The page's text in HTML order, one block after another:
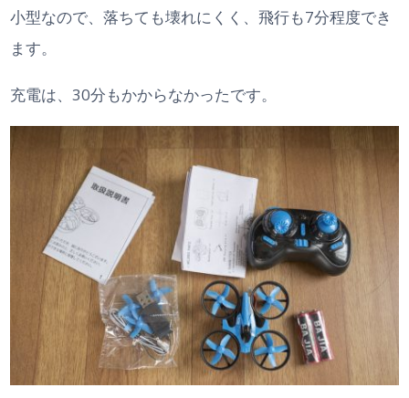
小型なので、落ちても壊れにくく、飛行も7分程度でき
ます。
充電は、30分もかからなかったです。